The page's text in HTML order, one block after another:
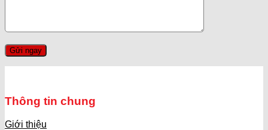
Thông tin chung
Giới thiệu